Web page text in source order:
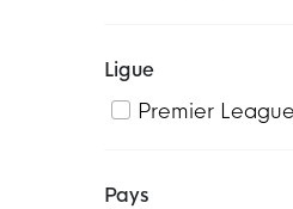
Ligue
Premier League
Pays